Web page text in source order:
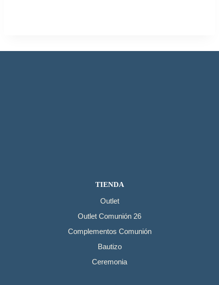
TIENDA
Outlet
Outlet Comunión 26
Complementos Comunión
Bautizo
Ceremonia